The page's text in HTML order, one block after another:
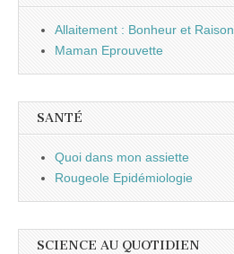
Allaitement : Bonheur et Raison
Maman Eprouvette
SANTÉ
Quoi dans mon assiette
Rougeole Epidémiologie
SCIENCE AU QUOTIDIEN